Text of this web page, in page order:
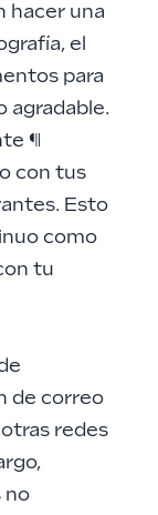
hacer una
el
para
agradable.
¶
con tus
Esto
como
tu
de correo
redes
no